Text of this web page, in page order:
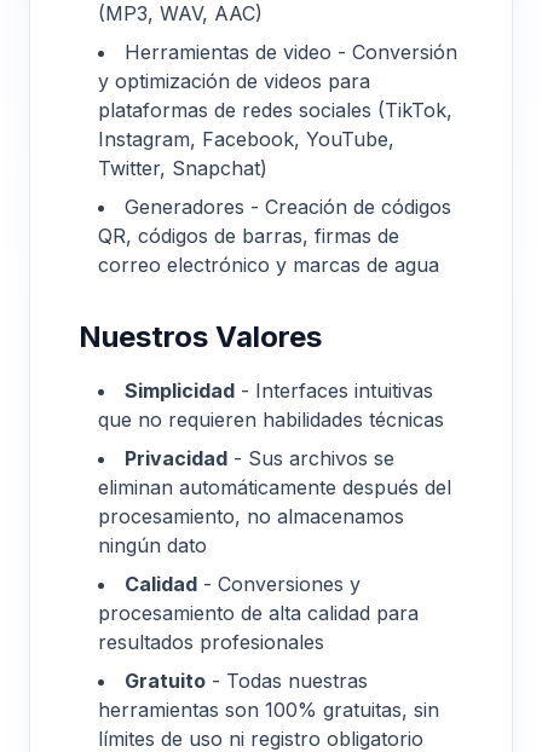
(MP3, WAV, AAC)
Herramientas de video - Conversión
y optimización de videos para
plataformas de redes sociales (TikTok,
Instagram, Facebook, YouTube,
Twitter, Snapchat)
Generadores - Creación de códigos
QR, códigos de barras, firmas de
correo electrónico y marcas de agua
Nuestros Valores
Simplicidad - Interfaces intuitivas
que no requieren habilidades técnicas
Privacidad - Sus archivos se
eliminan automáticamente después del
procesamiento, no almacenamos
ningún dato
Calidad - Conversiones y
procesamiento de alta calidad para
resultados profesionales
Gratuito - Todas nuestras
herramientas son 100% gratuitas, sin
límites de uso ni registro obligatorio